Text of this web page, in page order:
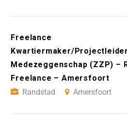
Freelance
Kwartiermaker/Projectleider
Medezeggenschap (ZZP) –
Freelance – Amersfoort
Randstad
Amersfoort